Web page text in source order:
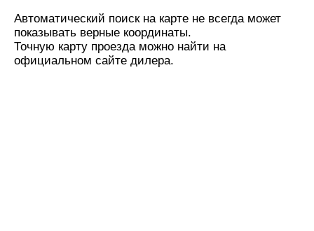
Автоматический поиск на карте не всегда может
показывать верные координаты.
Точную карту проезда можно найти на
официальном сайте дилера.